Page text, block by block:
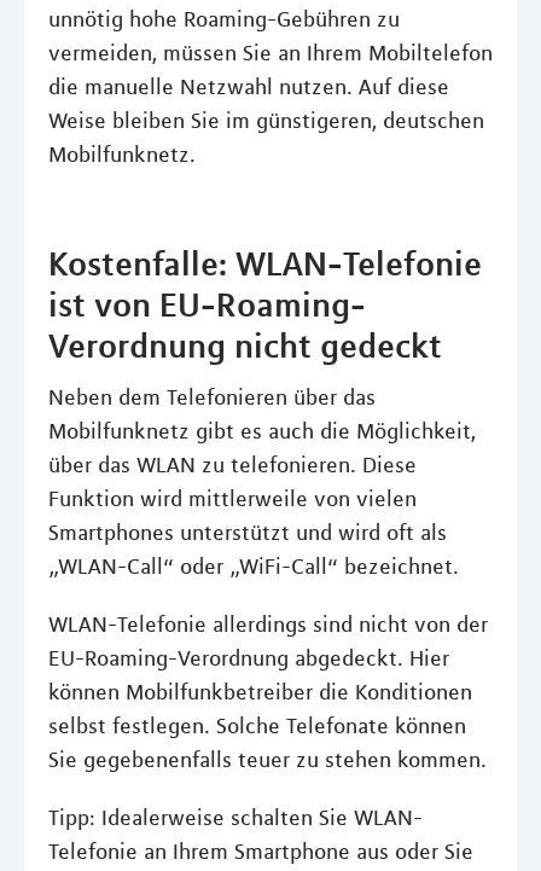
unnötig hohe Roaming-Gebühren zu
vermeiden, müssen Sie an Ihrem Mobiltelefon
die manuelle Netzwahl nutzen. Auf diese
Weise bleiben Sie im günstigeren, deutschen
Mobilfunknetz.
Kostenfalle: WLAN-Telefonie
ist von EU-Roaming-
Verordnung nicht gedeckt
Neben dem Telefonieren über das
Mobilfunknetz gibt es auch die Möglichkeit,
über das WLAN zu telefonieren. Diese
Funktion wird mittlerweile von vielen
Smartphones unterstützt und wird oft als
„WLAN-Call“ oder „WiFi-Call“ bezeichnet.
WLAN-Telefonie allerdings sind nicht von der
EU-Roaming-Verordnung abgedeckt. Hier
können Mobilfunkbetreiber die Konditionen
selbst festlegen. Solche Telefonate können
Sie gegebenenfalls teuer zu stehen kommen.
Tipp: Idealerweise schalten Sie WLAN-
Telefonie an Ihrem Smartphone aus oder Sie